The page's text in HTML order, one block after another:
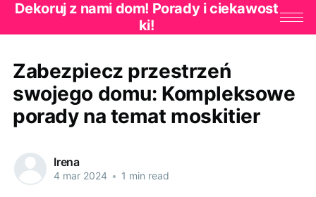
Dekoruj z nami dom! Porady i ciekawost
ki!
Zabezpiecz przestrzeń
swojego domu: Kompleksowe
porady na temat moskitier
Irena
4 mar 2024 • 1 min read